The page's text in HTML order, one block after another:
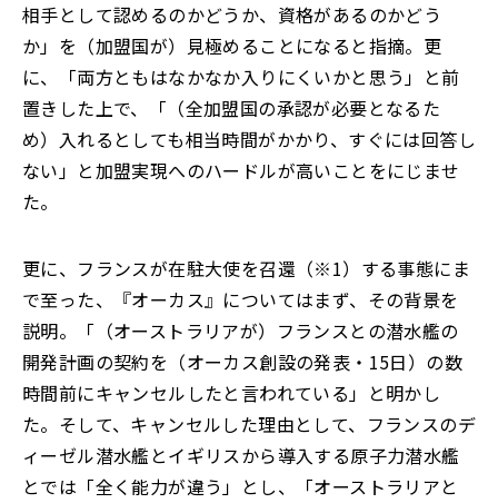
相手として認めるのかどうか、資格があるのかどう
か」を（加盟国が）見極めることになると指摘。更
に、「両方ともはなかなか入りにくいかと思う」と前
置きした上で、「（全加盟国の承認が必要となるた
め）入れるとしても相当時間がかかり、すぐには回答し
ない」と加盟実現へのハードルが高いことをにじませ
た。
更に、フランスが在駐大使を召還（※1）する事態にま
で至った、『オーカス』についてはまず、その背景を
説明。「（オーストラリアが）フランスとの潜水艦の
開発計画の契約を（オーカス創設の発表・15日）の数
時間前にキャンセルしたと言われている」と明かし
た。そして、キャンセルした理由として、フランスのデ
ィーゼル潜水艦とイギリスから導入する原子力潜水艦
とでは「全く能力が違う」とし、「オーストラリアと